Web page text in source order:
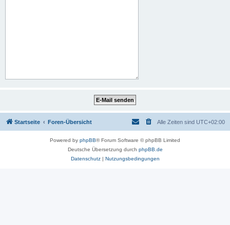
Startseite Foren-Übersicht Alle Zeiten sind UTC+02:00
Powered by phpBB® Forum Software © phpBB Limited
Deutsche Übersetzung durch phpBB.de
Datenschutz| Nutzungsbedingungen